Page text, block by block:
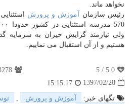
نخواهد ماند.
رئیس سازمان
آموزش و پرورش
ولی نیازمند گرایش خیران به سرمایه
هستیم و از آن استقبال می نماییم.
5.0
/
5
1397/02/28
15:15:17
تگهای خبر:
آموزش و پرورش ,